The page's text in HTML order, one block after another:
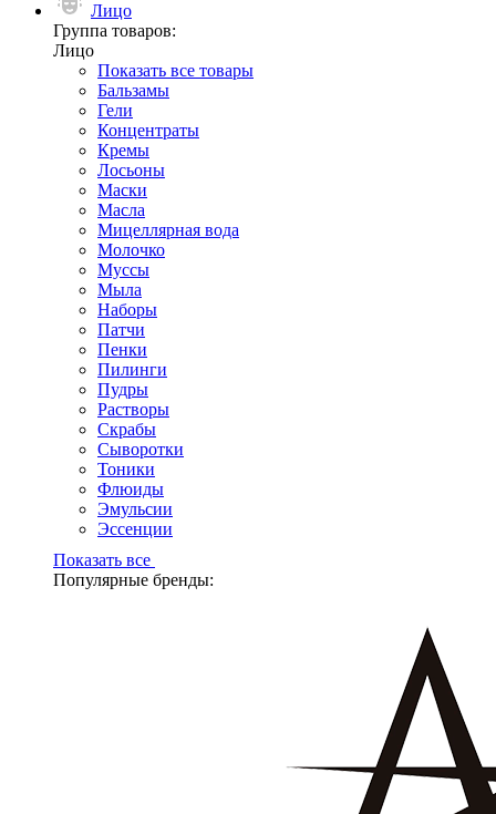
Лицо
Группа товаров:
Лицо
Показать все товары
Бальзамы
Гели
Концентраты
Кремы
Лосьоны
Маски
Масла
Мицеллярная вода
Молочко
Муссы
Мыла
Наборы
Патчи
Пенки
Пилинги
Пудры
Растворы
Скрабы
Сыворотки
Тоники
Флюиды
Эмульсии
Эссенции
Показать все
Популярные бренды: